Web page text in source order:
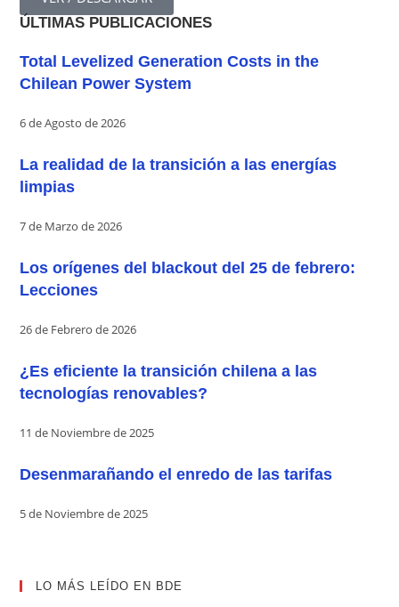
ÚLTIMAS PUBLICACIONES
Total Levelized Generation Costs in the
Chilean Power System
6 de Agosto de 2026
La realidad de la transición a las energías
limpias
7 de Marzo de 2026
Los orígenes del blackout del 25 de febrero:
Lecciones
26 de Febrero de 2026
¿Es eficiente la transición chilena a las
tecnologías renovables?
11 de Noviembre de 2025
Desenmarañando el enredo de las tarifas
5 de Noviembre de 2025
LO MÁS LEÍDO EN BDE